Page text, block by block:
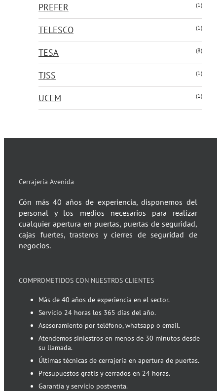
PREFER (1)
TELESCO (1)
TESA (8)
TJSS (1)
UCEM (1)
Cerrajería Avenida
Cón más 40 años de experiencia, disponemos del
personal y los medios necesarios para realizar
cualquier apertura en puertas, puertas de seguridad,
cajas fuertes, trasteros y cierres de seguridad de
negocios.
COMPROMETIDOS CON NUESTROS CLIENTES
Más de 40 años de experiencia en el sector.
Servicio 24 horas los 365 días del año.
Asesoramiento por teléfono, whatsapp o email.
Atendemos siniestros en menos de 30 minutos desde
su llamada.
Últimas técnicas de cerrajería en apertura de puertas.
Presupuestos gratis y cerrados en 24 horas.
Garantía y servicio postventa.